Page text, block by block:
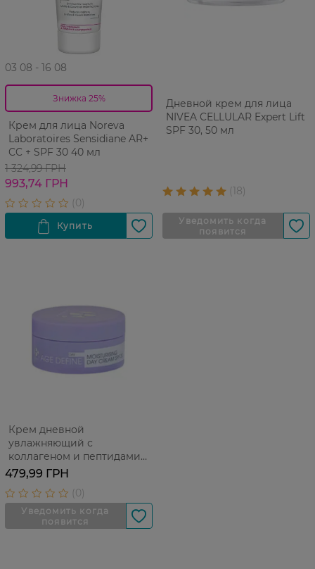
03 08 - 16 08
Знижка 25%
Крем для лица Noreva
Laboratoires Sensidiane AR+
CC + SPF 30 40 мл
1 324,99 ГРН
993,74 ГРН
Дневной крем для лица
NIVEA CELLULAR Expert Lift
SPF 30, 50 мл
Крем дневной
увлажняющий с
коллагеном и пептидами
Superdrug 50 мл
479,99 ГРН